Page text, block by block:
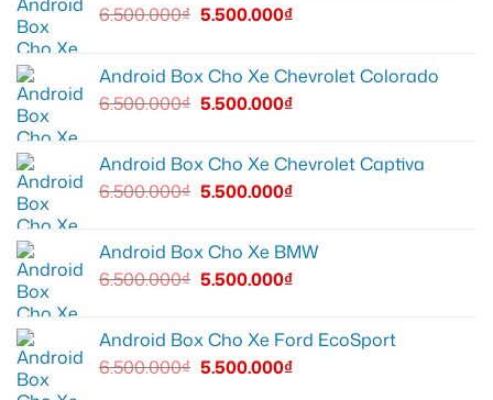
6.500.000₫ 5.500.000₫
Android Box Cho Xe Chevrolet Colorado
6.500.000₫ 5.500.000₫
Android Box Cho Xe Chevrolet Captiva
6.500.000₫ 5.500.000₫
Android Box Cho Xe BMW
6.500.000₫ 5.500.000₫
Android Box Cho Xe Ford EcoSport
6.500.000₫ 5.500.000₫